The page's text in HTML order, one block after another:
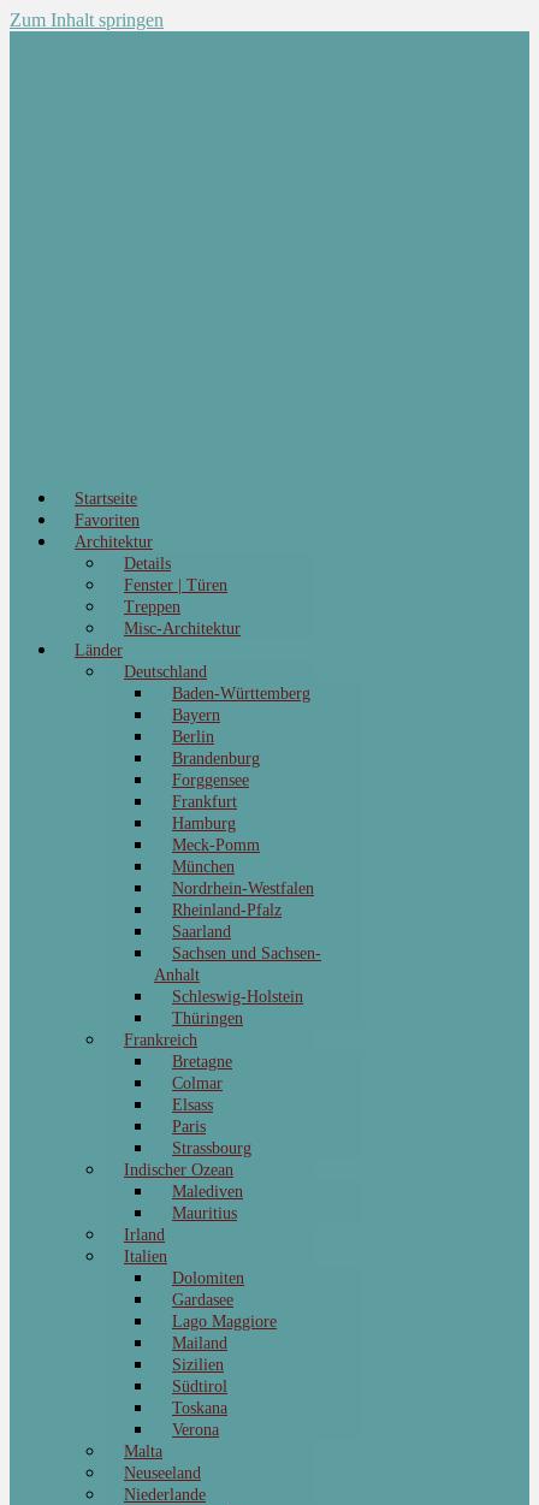
Zum Inhalt springen
Startseite
Favoriten
Architektur
Details
Fenster | Türen
Treppen
Misc-Architektur
Länder
Deutschland
Baden-Württemberg
Bayern
Berlin
Brandenburg
Forggensee
Frankfurt
Hamburg
Meck-Pomm
München
Nordrhein-Westfalen
Rheinland-Pfalz
Saarland
Sachsen und Sachsen-
Anhalt
Schleswig-Holstein
Thüringen
Frankreich
Bretagne
Colmar
Elsass
Paris
Strassbourg
Indischer Ozean
Malediven
Mauritius
Irland
Italien
Dolomiten
Gardasee
Lago Maggiore
Mailand
Sizilien
Südtirol
Toskana
Verona
Malta
Neuseeland
Niederlande